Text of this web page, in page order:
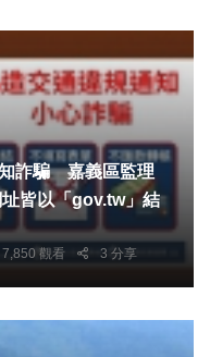
詐騙 嘉義區監理
7,850 觀看 3 分享